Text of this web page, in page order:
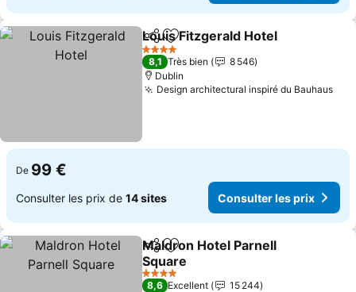
PartagerAjouter à mes favoris
Louis Fitzgerald Hotel
4 Étoiles
8,1 Très bien
8 546
Dublin
Design architectural inspiré du Bauhaus
De 99 €
Consulter les prix de 14 sites Consulter les prix
PartagerAjouter à mes favoris
Maldron Hotel Parnell
Square
4 Étoiles
8,6 Excellent
15 244